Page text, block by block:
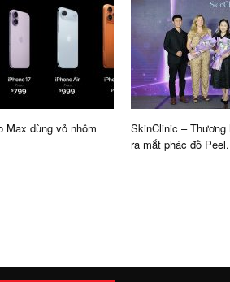
Max dùng vỏ nhôm
SkinClinic – Thương
ra mắt phác đồ